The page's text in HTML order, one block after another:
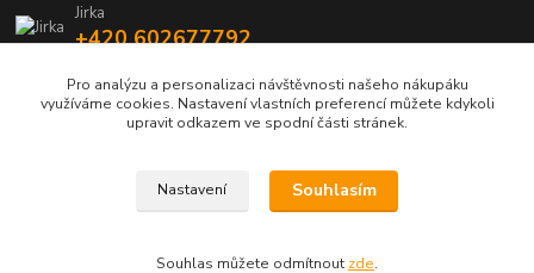
Jirka
+420 602677792
info@jarmy.cz
Kopyrájt - Jarmy.cz
Pro analýzu a personalizaci návštěvnosti našeho nákupáku
využíváme cookies. Nastavení vlastních preferencí můžete kdykoli
upravit odkazem ve spodní části stránek.
Nastavení Souhlasím
Souhlas můžete odmítnout zde.